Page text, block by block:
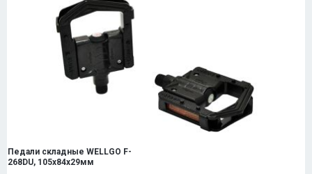
Педали складные WELLGO F-
268DU, 105x84х29мм